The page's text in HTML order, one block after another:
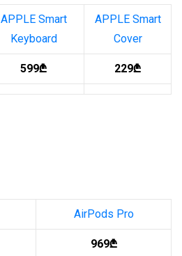
APPLE Smart
Keyboard
APPLE Smart
Cover
599₾ 229₾
AirPods Pro
969₾